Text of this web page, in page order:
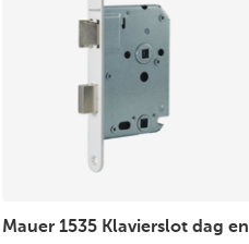
Mauer 1535 Klavierslot dag en